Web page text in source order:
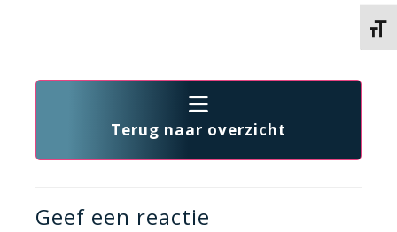
Terug naar overzicht
Geef een reactie